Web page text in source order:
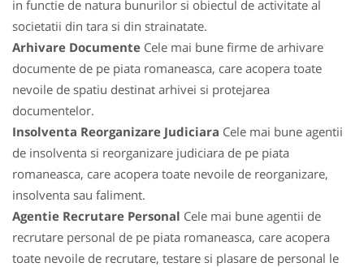
in functie de natura bunurilor si obiectul de activitate al
societatii din tara si din strainatate.
Arhivare Documente Cele mai bune firme de arhivare
documente de pe piata romaneasca, care acopera toate
nevoile de spatiu destinat arhivei si protejarea
documentelor.
Insolventa Reorganizare Judiciara Cele mai bune agentii
de insolventa si reorganizare judiciara de pe piata
romaneasca, care acopera toate nevoile de reorganizare,
insolventa sau faliment.
Agentie Recrutare Personal Cele mai bune agentii de
recrutare personal de pe piata romaneasca, care acopera
toate nevoile de recrutare, testare si plasare de personal le